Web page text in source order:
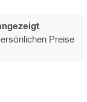
Preise